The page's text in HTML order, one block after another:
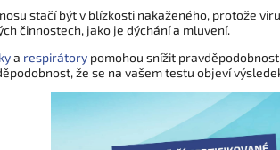
stačí být v blízkosti nakaženého, protože
činnostech, jako je dýchání a mluvení.
a respirátory pomohou snížit
že se na vašem testu objeví